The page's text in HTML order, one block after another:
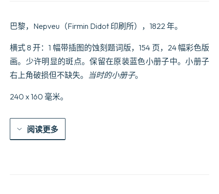
25
à
l’aquatinte
d’après
les
Dessins
Xavier
l’explication
détaillée
巴黎，Nepveu（Firmin Didot 印刷所），1822 年。
横式 8 开：1 幅带插图的蚀刻题词版，154 页，24 幅彩色版
画。少许明显的斑点。保留在原装蓝色小册子中。小册子
右上角破损但不缺失。
当时的小册子。
240 x 160 毫米。
阅读更多